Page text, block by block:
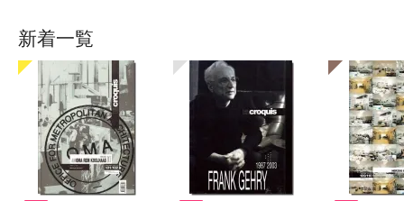
新着一覧